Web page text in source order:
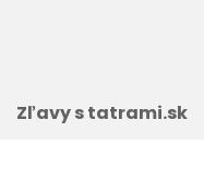
Zľavy s tatrami.sk